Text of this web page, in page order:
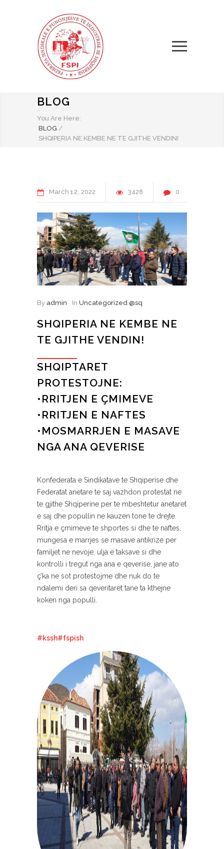
BLOG
You Are Here:
BLOG /
SHQIPERIA NE KEMBE NE TE GJITHE VENDIN!
March 12 2022 3428 0
By admin In Uncategorized @sq
SHQIPERIA NE KEMBE NE
TE GJITHE VENDIN!
SHQIPTARET
PROTESTOJNE:
•RRITJEN E ÇMIMEVE
•RRITJEN E NAFTES
•MOSMARRJEN E MASAVE
NGA ANA QEVERISE
Konfederata e Sindikatave te Shqiperise dhe
Federatat anetare te saj vazhdon protestat ne
te gjithe Shqiperine per te mbeshtetur anetaret
e saj dhe popullin ne kauzen tone te drejte.
Rritja e çmimeve te shportes si dhe te naftes,
mungesa e marrjes se masave antikrize per
familjet ne nevoje, ulja e taksave si dhe
kontrolli i tregut nga ana e qeverise, jane ato
ç’ka ne sot protestojme dhe nuk do te
ndalemi deri sa qeveritaret tane ta kthejne
koken nga populli.
#kssh#fspish